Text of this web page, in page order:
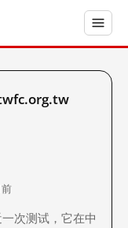
次测试，它在中